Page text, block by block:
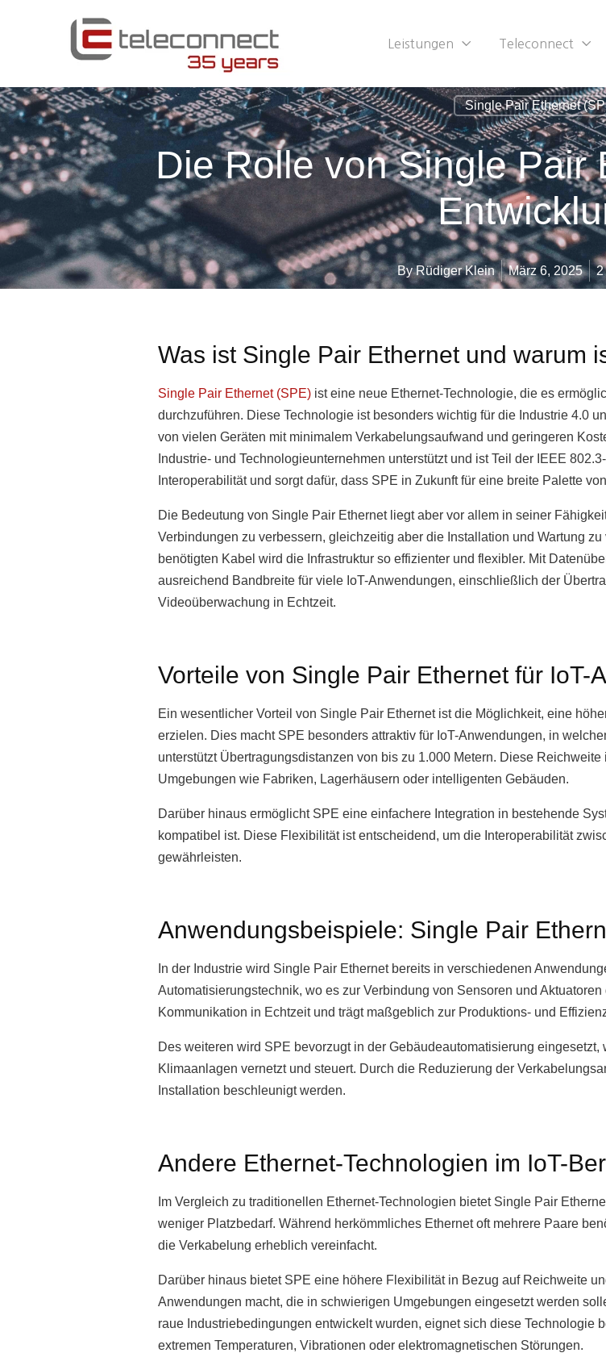
Leistungen Teleconnect
Single Pair Ethernet
Die Rolle von Single Pair
ByRüdiger Klein März 6, 2025 2
Was ist Single Pair Ethernet und warum
Single Pair Ethernet (SPE) ist eine neue Ethernet-Technologie, die es
durchzuführen. Diese Technologie ist besonders wichtig für die Industrie 4.0
von vielen Geräten mit minimalem Verkabelungsaufwand und geringeren
Industrie- und Technologieunternehmen unterstützt und ist Teil der IEEE
Interoperabilität und sorgt dafür, dass SPE in Zukunft für eine breite Palette
Die Bedeutung von Single Pair Ethernet liegt aber vor allem in seiner
Verbindungen zu verbessern, gleichzeitig aber die Installation und Wartung
benötigten Kabel wird die Infrastruktur so effizienter und flexibler. Mit
ausreichend Bandbreite für viele IoT-Anwendungen, einschließlich der
Videoüberwachung in Echtzeit.
Vorteile von Single Pair Ethernet für IoT-
Ein wesentlicher Vorteil von Single Pair Ethernet ist die Möglichkeit, eine
erzielen. Dies macht SPE besonders attraktiv für IoT-Anwendungen, in
unterstützt Übertragungsdistanzen von bis zu 1.000 Metern. Diese
Umgebungen wie Fabriken, Lagerhäusern oder intelligenten Gebäuden.
Darüber hinaus ermöglicht SPE eine einfachere Integration in bestehende
kompatibel ist. Diese Flexibilität ist entscheidend, um die Interoperabilität
gewährleisten.
Anwendungsbeispiele: Single Pair
In der Industrie wird Single Pair Ethernet bereits in verschiedenen
Automatisierungstechnik, wo es zur Verbindung von Sensoren und
Kommunikation in Echtzeit und trägt maßgeblich zur Produktions- und
Des weiteren wird SPE bevorzugt in der Gebäudeautomatisierung
Klimaanlagen vernetzt und steuert. Durch die Reduzierung der
Installation beschleunigt werden.
Andere Ethernet-Technologien im IoT-
Im Vergleich zu traditionellen Ethernet-Technologien bietet Single Pair
weniger Platzbedarf. Während herkömmliches Ethernet oft mehrere Paare
die Verkabelung erheblich vereinfacht.
Darüber hinaus bietet SPE eine höhere Flexibilität in Bezug auf Reichweite
Anwendungen macht, die in schwierigen Umgebungen eingesetzt werden
raue Industriebedingungen entwickelt wurden, eignet sich diese Technologie
extremen Temperaturen, Vibrationen oder elektromagnetischen Störungen.